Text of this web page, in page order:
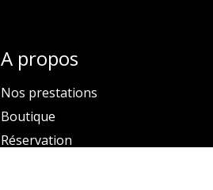
A propos
Nos prestations
Boutique
Réservation